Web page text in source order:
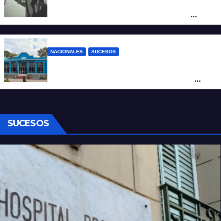
quedaron filmados
NACIONALES SUCESOS
seguridad
SUCESOS